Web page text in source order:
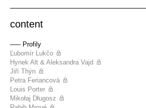
content
––– Profily
Ľubomír Lukčo
Hynek Alt & Aleksandra Vajd
Jiří Thýn
Petra Feriancová
Louis Porter
Mikołaj Długosz